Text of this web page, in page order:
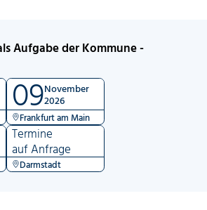
Aufgabe der Kommune -
09November
2026
Frankfurt am Main
Termine
auf Anfrage
Darmstadt